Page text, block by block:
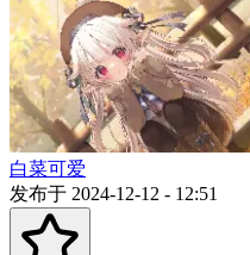
白菜可爱
发布于 2024-12-12 - 12:51